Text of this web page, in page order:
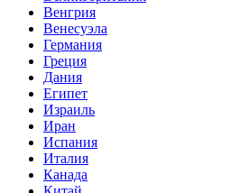
Венгрия
Венесуэла
Германия
Греция
Дания
Египет
Израиль
Иран
Испания
Италия
Канада